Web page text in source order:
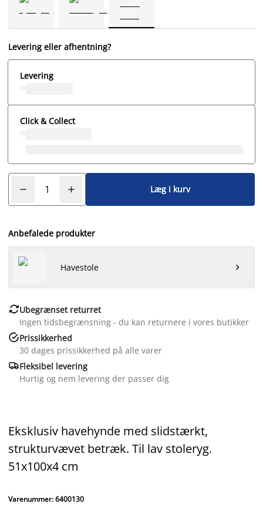
Levering eller afhentning?
Levering
Click & Collect
Læg i kurv
Anbefalede produkter
Havestole 
Ubegrænset returret
Ingen tidsbegrænsning - du kan returnere i vores butikker
Prissikkerhed
30 dages prissikkerhed på alle varer
Fleksibel levering
Hurtig og nem levering der passer dig
Eksklusiv havehynde med slidstærkt,
strukturvævet betræk. Til lav stoleryg.
51x100x4 cm
Varenummer: 6400130